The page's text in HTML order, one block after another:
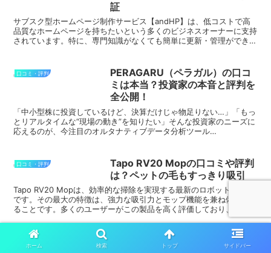
証
サブスク型ホームページ制作サービス【andHP】は、低コストで高
品質なホームページを持ちたいという多くのビジネスオーナーに支持
されています。特に、専門知識がなくても簡単に更新・管理ができる
口コミ・評判
PERAGARU（ペラガル）の口コ
ミは本当？投資家の本音と評判を
全公開！
「中小型株に投資しているけど、決算だけじゃ物足りない…」「もっ
とリアルタイムな“現場の動き”を知りたい」そんな投資家のニーズに
応えるのが、今注目のオルタナティブデータ分析ツール
口コミ・評判
Tapo RV20 Mopの口コミや評判
は？ペットの毛もすっきり吸引
Tapo RV20 Mopは、効率的な掃除を実現する最新のロボット掃除機
です。その最大の特徴は、強力な吸引力とモップ機能を兼ね備えてい
ることです。多くのユーザーがこの製品を高く評価しており、その口
FOLLISSI（フォリッシ）口コミ
ホーム 検索 トップ サイドバー